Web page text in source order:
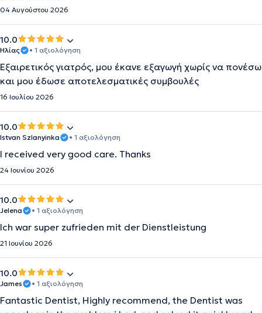
04 Αυγούστου 2026
10.0
Ηλίας • 1 αξιολόγηση
Εξαιρετικός γιατρός, μου έκανε εξαγωγή χωρίς να πονέσω
και μου έδωσε αποτελεσματικές συμβουλές
16 Ιουλίου 2026
10.0
Istvan Szlanyinka • 1 αξιολόγηση
I received very good care. Thanks
24 Ιουνίου 2026
10.0
Jelena • 1 αξιολόγηση
Ich war super zufrieden mit der Dienstleistung
21 Ιουνίου 2026
10.0
James • 1 αξιολόγηση
Fantastic Dentist, Highly recommend, the Dentist was